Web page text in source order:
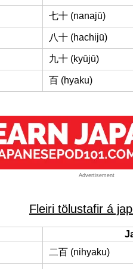
七十 (nanajū)
八十 (hachijū)
九十 (kyūjū)
百 (hyaku)
Advertisement
Fleiri tölustafir á
二百 (nihyaku)